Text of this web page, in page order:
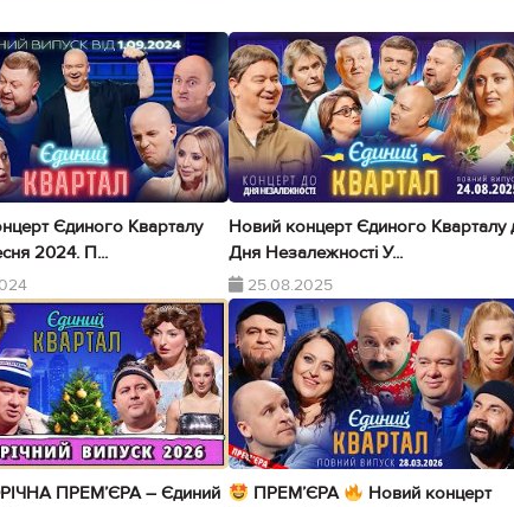
Єдиного Кварталу
2024. П...
Новий концерт Єдиного Кварталу
Дня Незалежності У...
25.08.2025
ПРЕМ’ЄРА – Єдиний
ПРЕМ’ЄРА
Новий концерт